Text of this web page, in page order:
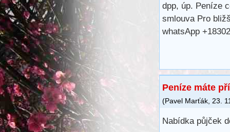
dpp, úp. Peníze
smlouva Pro
whatsApp
Peníze máte
(Pavel Marťák 23.
Nabídka půjček